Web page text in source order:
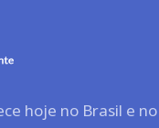
hoje no Brasil e